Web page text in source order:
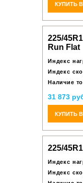
КУПИТЬ
225/
Run Flat
Индекс
Индекс
Наличие
31 873
КУПИТЬ
225/
Индекс
Индекс